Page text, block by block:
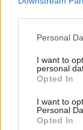
Personal
I want to
personal
Opted In
I want to
Personal
Opted In
c'è lui. Ha fatto
dalla
la partita degli